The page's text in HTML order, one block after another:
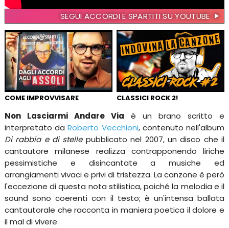
SEGUI ACCORDI E SPARTITI SU YOUTUBE
COME IMPROVVISARE CLASSICI ROCK 2!
Non Lasciarmi Andare Via è un brano scritto e
interpretato daRoberto Vecchioni, contenuto nell'album
Di rabbia e di stellepubblicato nel 2007, un disco che il
cantautore milanese realizza contrapponendo liriche
pessimistiche e disincantate a musiche ed
arrangiamenti vivaci e privi di tristezza. La canzone è però
l'eccezione di questa nota stilistica, poiché la melodia e il
sound sono coerenti con il testo; è un'intensa ballata
cantautorale che racconta in maniera poetica il dolore e
il mal di vivere.